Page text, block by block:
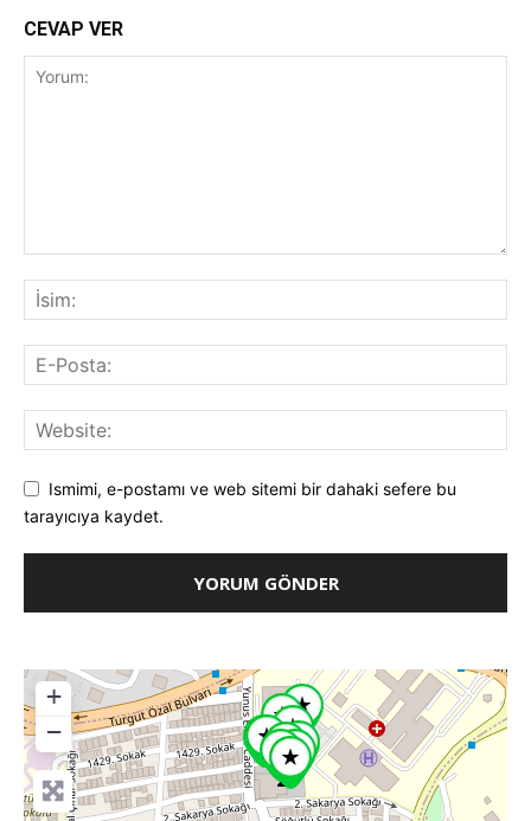
CEVAP VER
Ismimi, e-postamı ve web sitemi bir dahaki sefere bu
tarayıcıya kaydet.
+
−